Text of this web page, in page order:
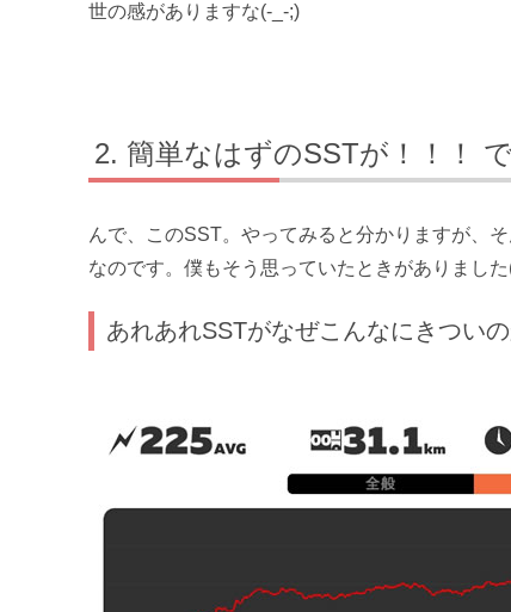
世の感がありますな(-_-;)
簡単なはずのSSTが！！！
んで、このSST。やってみると分かりますが、
なのです。僕もそう思っていたときがありました
あれあれSSTがなぜこんなにきついの